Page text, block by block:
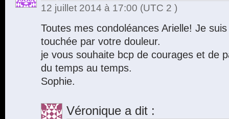
12 juillet 2014 à 17:00 (UTC 2 )
Toutes mes condoléances Arielle! Je
touchée par votre douleur.
je vous souhaite bcp de courages et de
du temps au temps.
Sophie.
Véronique a dit :